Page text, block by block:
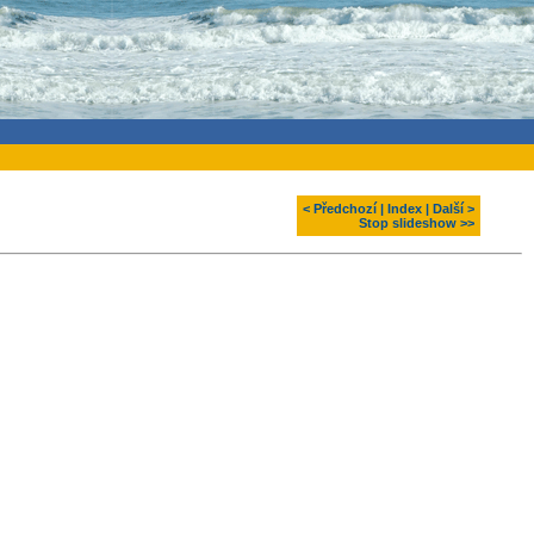
< Předchozí Index
Další >
Stop slideshow >>